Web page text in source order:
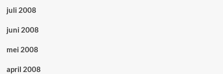
juli 2008
juni 2008
mei 2008
april 2008